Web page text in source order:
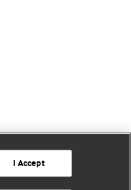
I Accept